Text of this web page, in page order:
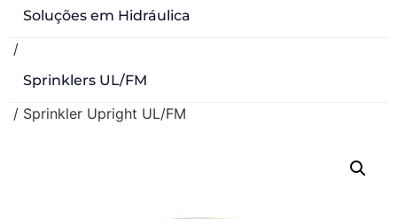
Soluções em Hidráulica
/
Sprinklers UL/FM
/ Sprinkler Upright UL/FM